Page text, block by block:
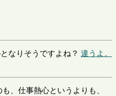
なりそうですよね？ 違うよ。
、仕事熱心というよりも、